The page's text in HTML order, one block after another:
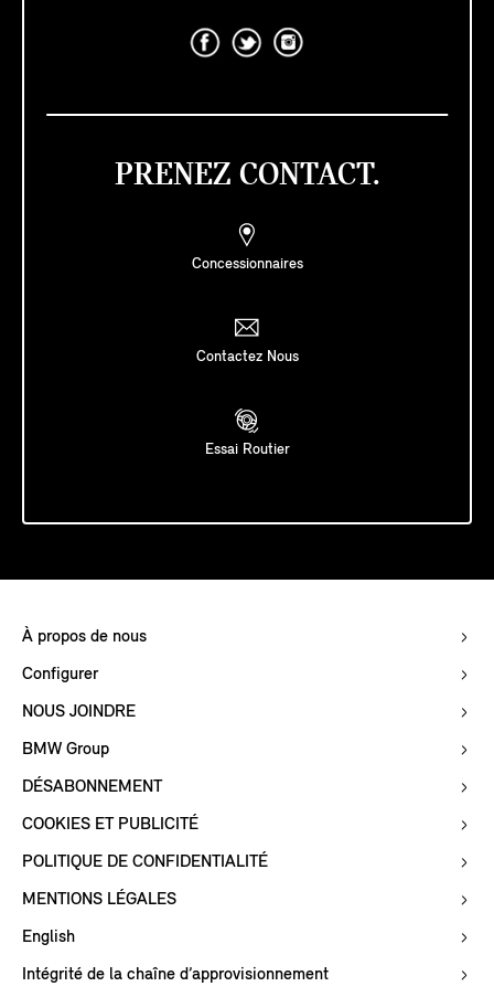
PRENEZ CONTACT.
Concessionnaires
Contactez Nous
Essai Routier
À propos de nous
Configurer
NOUS JOINDRE
BMW Group
DÉSABONNEMENT
COOKIES ET PUBLICITÉ
POLITIQUE DE CONFIDENTIALITÉ
MENTIONS LÉGALES
English
Intégrité de la chaîne d’approvisionnement